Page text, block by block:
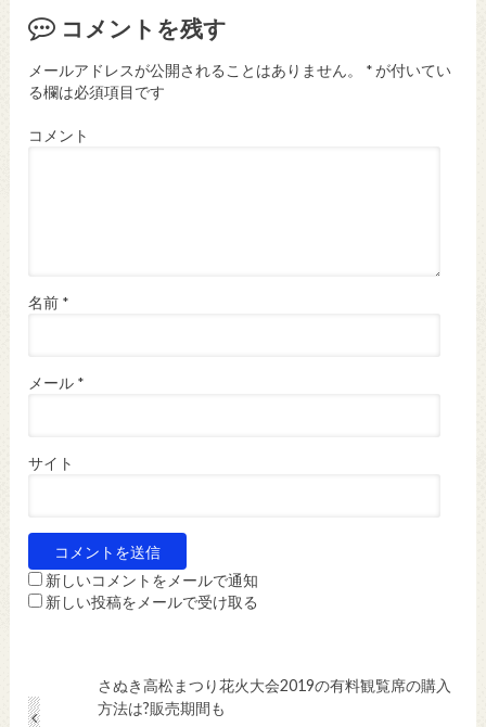
コメントを残す
メールアドレスが公開されることはありません。 *が付いてい
る欄は必須項目です
コメント
名前 *
メール *
サイト
新しいコメントをメールで通知
新しい投稿をメールで受け取る
さぬき高松まつり花火大会2019の有料観覧席の購入
方法は?販売期間も